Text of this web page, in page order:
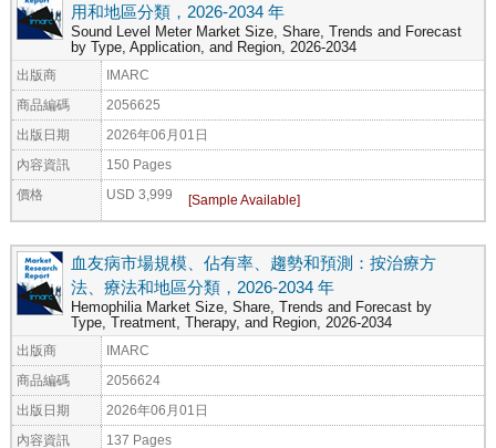
用和地區分類，2026-2034 年
Sound Level Meter Market Size, Share, Trends and Forecast
by Type, Application, and Region, 2026-2034
出版商 IMARC
商品編碼 2056625
出版日期 2026年06月01日
內容資訊 150 Pages
價格 USD 3,999
血友病市場規模、佔有率、趨勢和預測：按治療方
法、療法和地區分類，2026-2034 年
Hemophilia Market Size, Share, Trends and Forecast by
Type, Treatment, Therapy, and Region, 2026-2034
出版商 IMARC
商品編碼 2056624
出版日期 2026年06月01日
內容資訊 137 Pages